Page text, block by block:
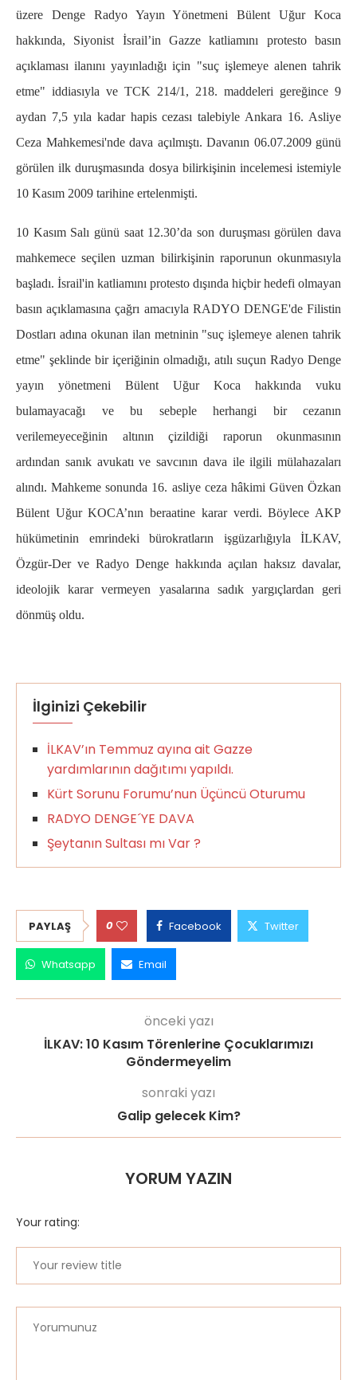
üzere Denge Radyo Yayın Yönetmeni Bülent Uğur Koca
hakkında, Siyonist İsrail’in Gazze katliamını protesto basın
açıklaması ilanını yayınladığı için "suç işlemeye alenen tahrik
etme" iddiasıyla ve TCK 214/1, 218. maddeleri gereğince 9
aydan 7,5 yıla kadar hapis cezası talebiyle Ankara 16. Asliye
Ceza Mahkemesi'nde dava açılmıştı. Davanın 06.07.2009 günü
görülen ilk duruşmasında dosya bilirkişinin incelemesi istemiyle
10 Kasım 2009 tarihine ertelenmişti.
10 Kasım Salı günü saat 12.30’da son duruşması görülen dava
mahkemece seçilen uzman bilirkişinin raporunun okunmasıyla
başladı. İsrail'in katliamını protesto dışında hiçbir hedefi olmayan
basın açıklamasına çağrı amacıyla RADYO DENGE'de Filistin
Dostları adına okunan ilan metninin "suç işlemeye alenen tahrik
etme" şeklinde bir içeriğinin olmadığı, atılı suçun Radyo Denge
yayın yönetmeni Bülent Uğur Koca hakkında vuku
bulamayacağı ve bu sebeple herhangi bir cezanın
verilemeyeceğinin altının çizildiği raporun okunmasının
ardından sanık avukatı ve savcının dava ile ilgili mülahazaları
alındı. Mahkeme sonunda 16. asliye ceza hâkimi Güven Özkan
Bülent Uğur KOCA’nın beraatine karar verdi. Böylece AKP
hükümetinin emrindeki bürokratların işgüzarlığıyla İLKAV,
Özgür-Der ve Radyo Denge hakkında açılan haksız davalar,
ideolojik karar vermeyen yasalarına sadık yargıçlardan geri
dönmüş oldu.
İlginizi Çekebilir
İLKAV’ın Temmuz ayına ait Gazze
yardımlarının dağıtımı yapıldı.
Kürt Sorunu Forumu’nun Üçüncü Oturumu
RADYO DENGE´YE DAVA
Şeytanın Sultası mı Var ?
PAYLAŞ 0 Facebook Twitter
Whatsapp Email
önceki yazı
İLKAV: 10 Kasım Törenlerine Çocuklarımızı
Göndermeyelim
sonraki yazı
Galip gelecek Kim?
YORUM YAZIN
Your rating: